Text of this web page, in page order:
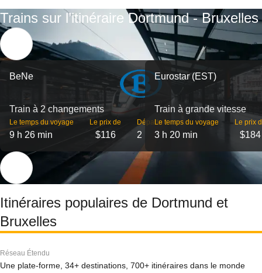
Trains sur l’itinéraire Dortmund - Bruxelles
BeNe
Train à 2 changements
Le temps du voyage
9 h 26 min
Le prix de
$116
Départs
2
Eurostar (EST)
Train à grande vitesse
Le temps du voyage
3 h 20 min
Le prix
$184
Itinéraires populaires de Dortmund et
Bruxelles
Réseau Étendu
Une plate-forme, 34+ destinations, 700+ itinéraires dans le monde